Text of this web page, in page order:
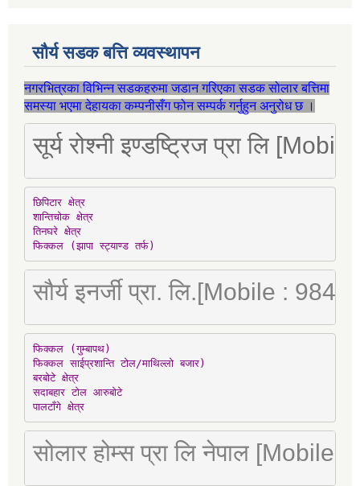
सौर्य सडक बत्ति व्यवस्थापन
नगरभित्रका विभिन्न सडकहरुमा जडान गरिएका सडक सोलार बत्तिमा
समस्या भएमा देहायका कम्पनीसँग फोन सम्पर्क गर्नुहुन अनुरोध छ ।
सूर्य रोश्नी इण्डष्ट्रिज प्रा लि
छिपिटार क्षेत्र
शान्तिचोक क्षेत्र
तिनघरे क्षेत्र
फिक्कल (झापा स्ट्याण्ड तर्फ)
सौर्य इनर्जी प्रा. लि.[Mobile :
फिक्कल (गुम्बापथ)
फिक्कल साईप्रशान्ति टोल/माथिल्लो बजार)
बरबोटे क्षेत्र
सदाबहार टोल आरुबोटे
पालटाँगे क्षेत्र
सोलार होम्स प्रा लि नेपाल [Mobile